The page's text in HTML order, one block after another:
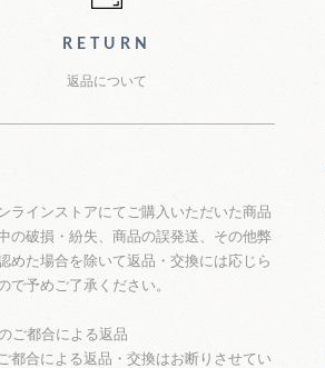
RETURN
返品について
ラインストアにてご購入いただいた商品
の破損・紛失、商品の誤発送、その他弊
めた場合を除いて返品・交換には応じら
で予めご了承ください。
ご都合による返品
都合による返品・交換はお断りさせてい